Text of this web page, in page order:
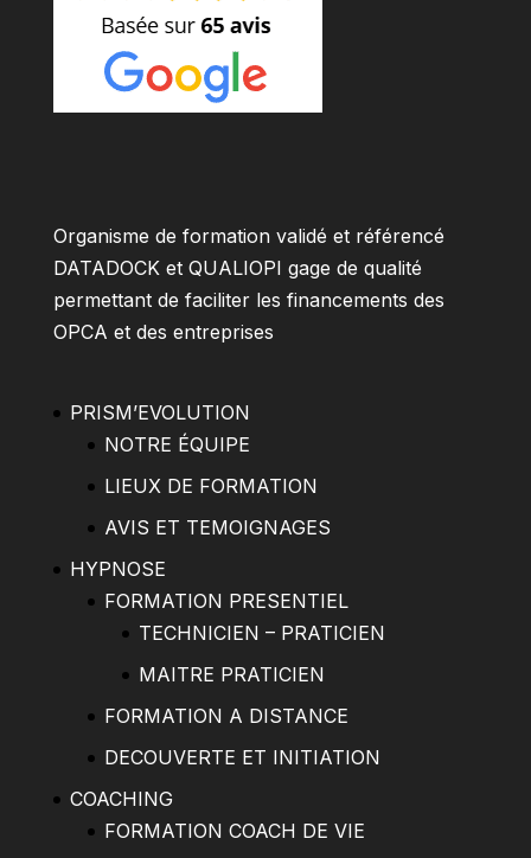
Organisme de formation validé et référencé
DATADOCK et QUALIOPI gage de qualité
permettant de faciliter les financements des
OPCA et des entreprises
PRISM’EVOLUTION
NOTRE ÉQUIPE
LIEUX DE FORMATION
AVIS ET TEMOIGNAGES
HYPNOSE
FORMATION PRESENTIEL
TECHNICIEN – PRATICIEN
MAITRE PRATICIEN
FORMATION A DISTANCE
DECOUVERTE ET INITIATION
COACHING
FORMATION COACH DE VIE